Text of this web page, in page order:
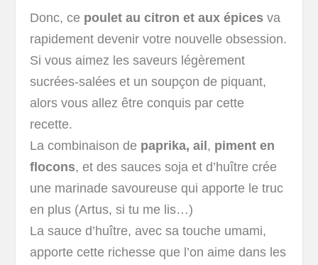
Donc, ce poulet au citron et aux épicesva
rapidement devenir votre nouvelle obsession.
Si vous aimez les saveurs légèrement
sucrées-salées et un soupçon de piquant,
alors vous allez être conquis par cette
recette.
La combinaison de paprika, ail, piment en
flocons, et des sauces soja et d’huître crée
une marinade savoureuse qui apporte le truc
en plus (Artus, si tu me lis…)
La sauce d’huître, avec sa touche umami,
apporte cette richesse que l’on aime dans les